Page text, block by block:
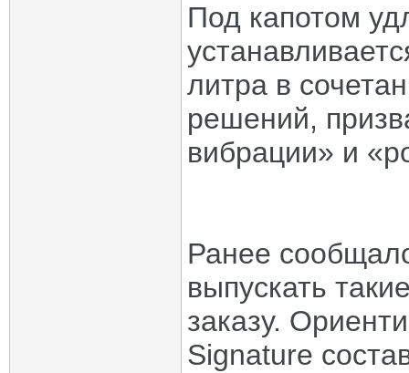
Под капотом
литра в
решений,
вибрации» и
Ранее
выпускать
заказу.
Signature